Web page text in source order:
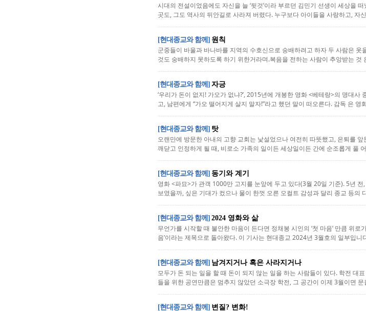
시대의 전설이었음에도 자신을 늘 ‘뒷것’이라 부르던 김민기 선생이 세상을
곳도, 그도 역사의 뒤안길로 사라져 버렸다. 누구보다 아이들을 사랑하고, 자
[현대종교와 함께] 원칙
군중들이 바울과 바나바를 지역의 수호신으로 숭배하려고 하자 두 사람은
것도 숭배하지 못하도록 하기 위한거라며.복음을 전하는 사람이 추앙받는 것
[현대종교와 함께] 자긍
‘우리가 돈이 없지! 가오가 없냐?’, 2015년에 개봉한 영화 <베테랑>의 명대
고, 남편에게 “가오 떨어지게 살지 말자!”라고 했던 말이 떠오른다. 감독 은 영
[현대종교와 함께] 탓
오랜만에 방문한 아내의 고향 교회는 낯설었으나 여전히 따뜻했고, 은퇴를
깨닫고 인정하게 될 때, 비로소 가족의 일이든 세상일이든 간에 순조롭게 풀
[현대종교와 함께] 동기와 계기
영화 <파묘>가 관객 1000만 고지를 눈앞에 두고 있다(3월 20일 기준). 5년
보였을까, 싶은 기대가 컸으나 물이 한껏 오른 오컬트 감성과 달리 종교 등의
[현대종교와 함께] 2024 영화와 삶
무언가를 시작할 때 불안한 마음이 든다면 정채봉 시인의 ‘첫 마음’ 만큼 위
음’이라는 제목으로 돌아왔다. 이 기사는 현대종교 2024년 3월호의 일부입니
[현대종교와 함께] 남겨지거나 혹은 사라지거나
모두가 돈 되는 일을 할 때 돈이 되지 않는 일을 하는 사람들이 있다. 학전 대
들을 위한 공연만큼은 멈추지 않았던 소극장 학전, 그 공간이 이제 3월이면 문
[현대종교와 함께] 변질? 변화!